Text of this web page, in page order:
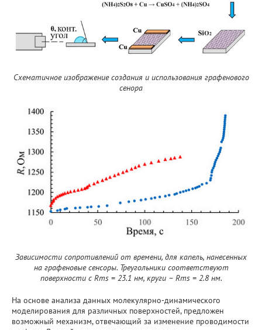
Схематичное изображение создания и использования графенового
сенора
Зависимости сопротивлений от времени, для капель, нанесенных
на графеновые сенсоры. Треугольники соответствуют
поверхности с Rms = 23.1 нм, круги – Rms = 2.8 нм.
На основе анализа данных молекулярно-динамического
моделирования для различных поверхностей, предложен
возможный механизм, отвечающий за изменение проводимости